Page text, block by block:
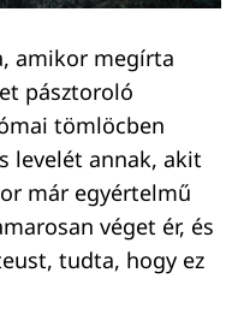
amikor megírta
pásztoroló
tömlöcben
levelét annak, akit
már egyértelmű
véget ér, és
tudta, hogy ez